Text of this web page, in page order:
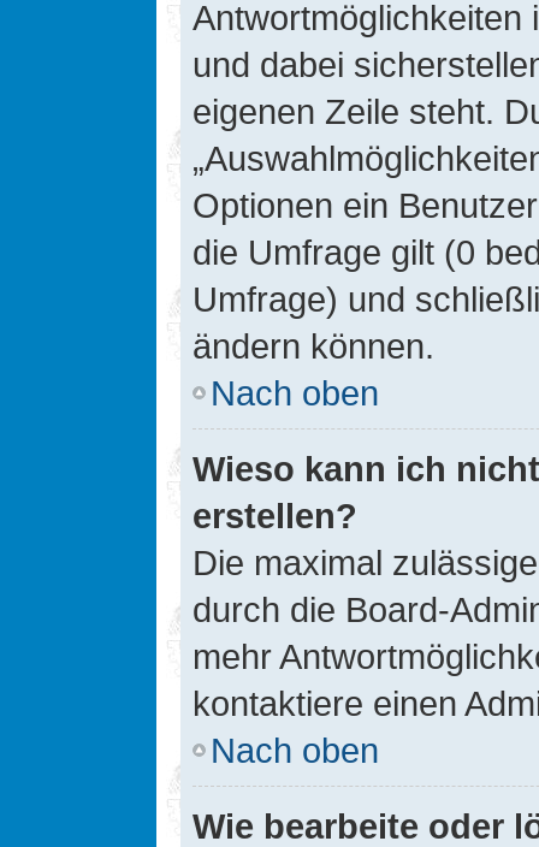
Antwortmöglichkeiten
und dabei
eigenen Zeile steht.
Optionen ein
die Umfrage gilt (0
Umfrage) und
ändern können.
Nach oben
Wieso kann ich
erstellen?
Die maximal
durch die Board-
mehr
kontaktiere einen
Nach oben
Wie bearbeite oder